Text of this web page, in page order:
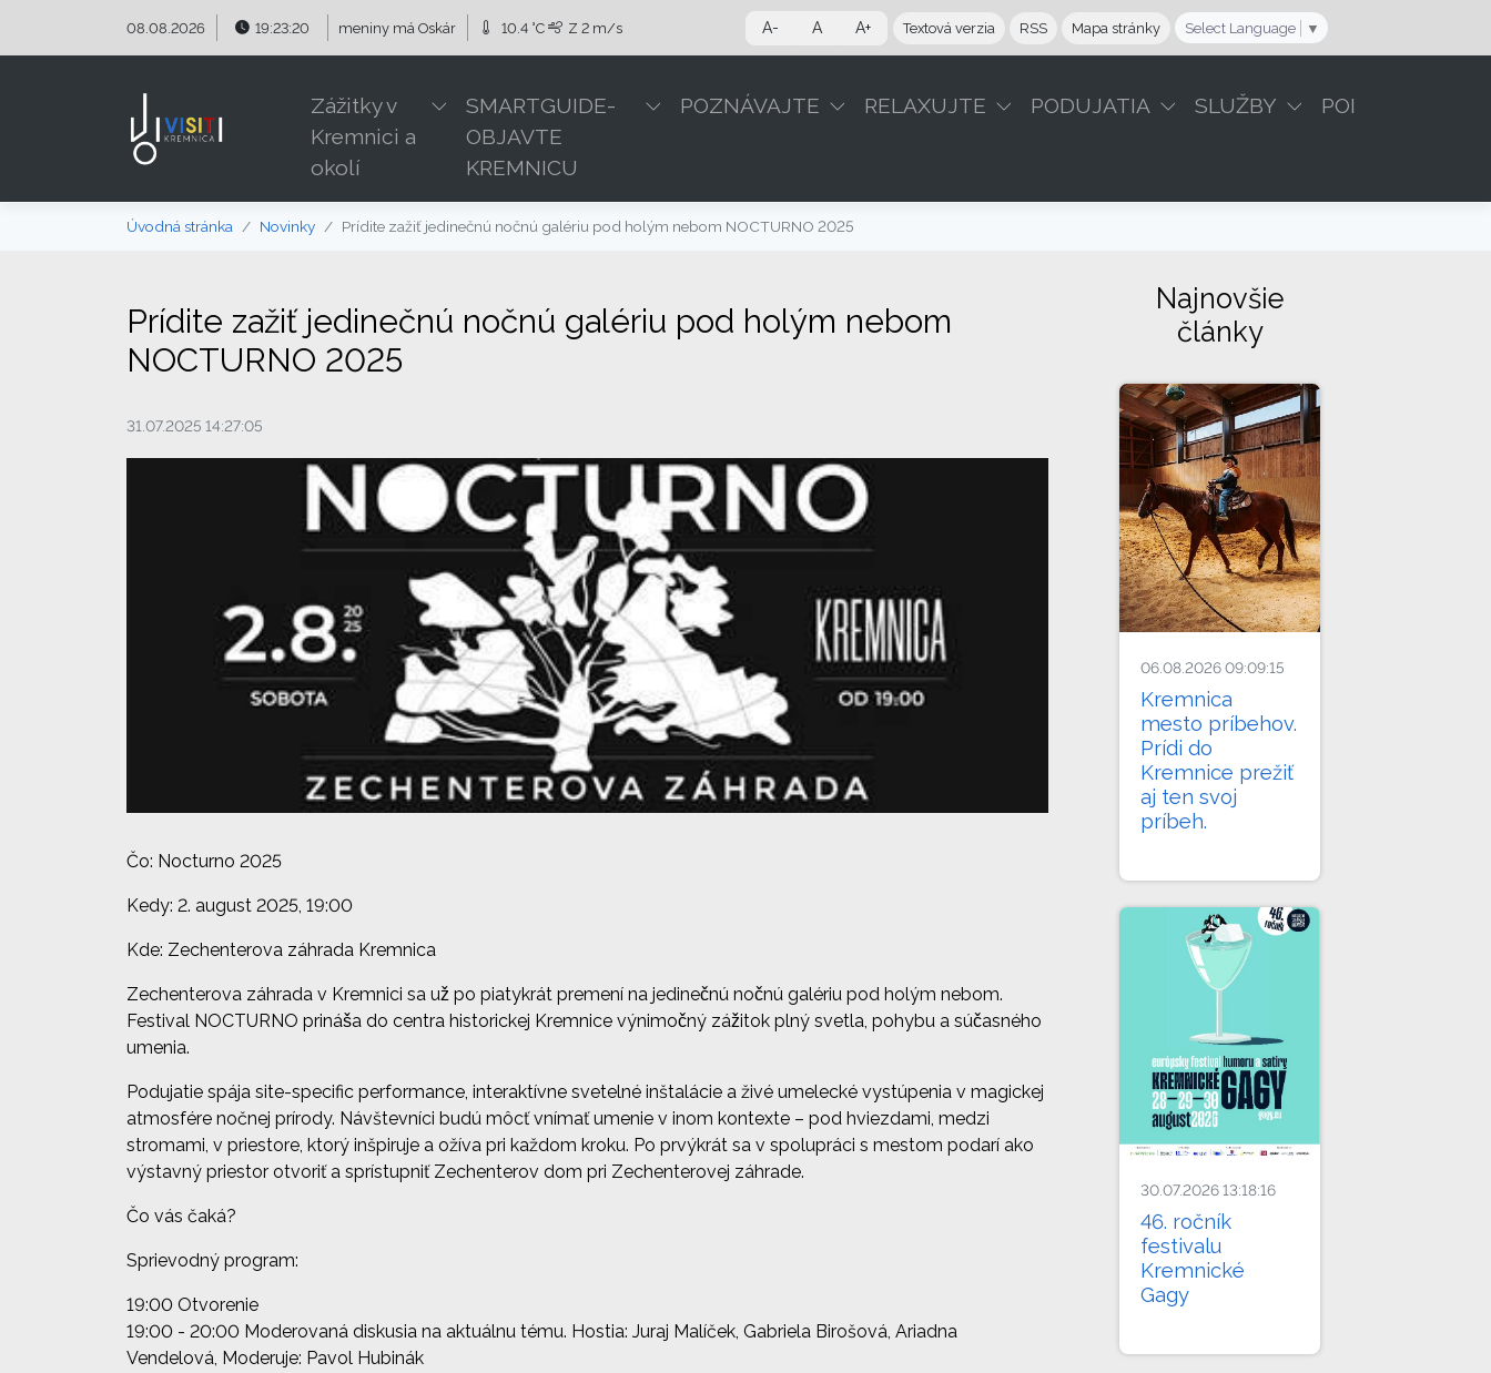
08.08.2026 19:23:20 meniny máOskár 10.4 °C Z 2 m/s A- A A+ Textová verzia RSS Mapa stránky Select Language ▼
Zážitky v
Kremnici a
okolí
SMARTGUIDE-
OBJAVTE
KREMNICU
POZNÁVAJTE RELAXUJTE PODUJATIA SLUŽBY POI
Úvodná stránka Novinky Prídite zažiť jedinečnú nočnú galériu pod holým nebom NOCTURNO 2025
Prídite zažiť jedinečnú nočnú galériu pod holým nebom
NOCTURNO 2025
31.07.2025 14:27:05
Čo: Nocturno 2025
Kedy: 2. august 2025, 19:00
Kde: Zechenterova záhrada Kremnica
Zechenterova záhrada v Kremnici sa už po piatykrát premení na jedinečnú nočnú galériu pod holým nebom.
Festival NOCTURNO prináša do centra historickej Kremnice výnimočný zážitok plný svetla, pohybu a súčasného
umenia.
Podujatie spája site-specific performance, interaktívne svetelné inštalácie a živé umelecké vystúpenia v magickej
atmosfére nočnej prírody. Návštevníci budú môcť vnímať umenie v inom kontexte – pod hviezdami, medzi
stromami, v priestore, ktorý inšpiruje a ožíva pri každom kroku. Po prvýkrát sa v spolupráci s mestom podarí ako
výstavný priestor otvoriť a sprístupniť Zechenterov dom pri Zechenterovej záhrade.
Čo vás čaká?
Sprievodný program:
19:00 Otvorenie
19:00 - 20:00 Moderovaná diskusia na aktuálnu tému. Hostia: Juraj Malíček, Gabriela Birošová, Ariadna
Vendelová, Moderuje: Pavol Hubinák
Najnovšie
články
06.08.2026 09:09:15
Kremnica
mesto príbehov.
Prídi do
Kremnice prežiť
aj ten svoj
príbeh.
30.07.2026 13:18:16
46. ročník
festivalu
Kremnické
Gagy